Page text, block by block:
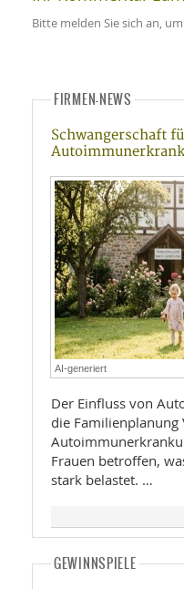
Bitte melden Sie sich an,
FIRMEN-NEWS
Schwangerschaft
AI-generiert
Der Einfluss von
die Familienplanung Von
Frauen betroffen,
stark belastet. …
GEWINNSPIELE